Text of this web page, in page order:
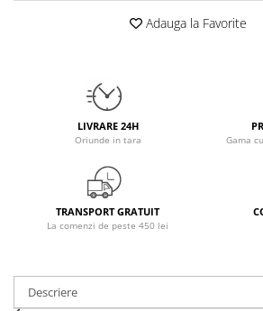
Power System
Raw Nutrition
Revoflex
RIPT
Scitec
Adauga la Favorite
LIVRARE 24H
Oriunde in tara Gama
TRANSPORT GRATUIT
La comenzi de peste 450 lei
Descriere